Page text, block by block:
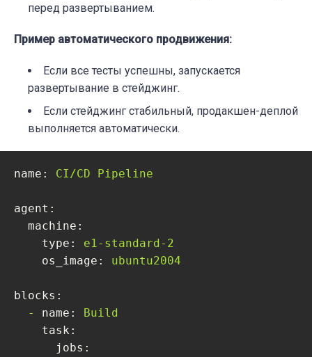
перед развертыванием.
Пример автоматического продвижения:
Если все тесты успешны, запускается
развертывание в стейджинг.
Если стейджинг стабильный, продакшен-деплой
выполняется автоматически.
name: CI/CD Pipeline
agent:
machine:
type:
e1-standard-2
os_image:
ubuntu2004
blocks:
-
name:
Build
task:
jobs: